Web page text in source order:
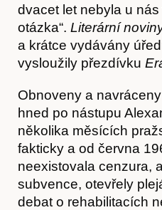
dvacet let nebyla u
otázka“. Literární
a krátce vydávány
vysloužily přezdívku
Obnoveny a
hned po nástupu
několika měsících
fakticky a od června
neexistovala cenzura,
subvence, otevřely
debat o rehabilitacích